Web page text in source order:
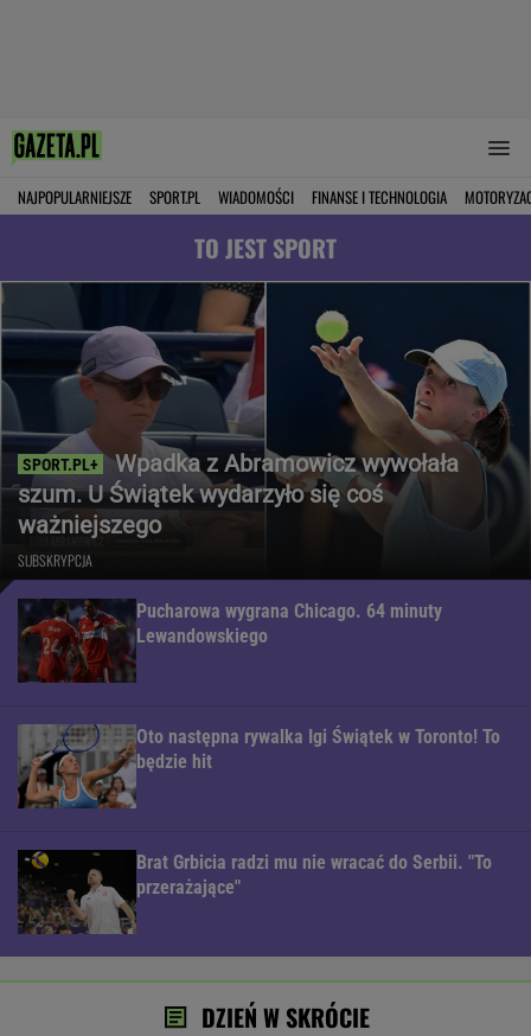
NAJPOPULARNIEJSZE SPORT.PL WIADOMOŚCI FINANSE I TECHNOLOGIA
TO JEST SPORT
Wpadka z Abramowicz wywołała
szum. U Świątek wydarzyło się coś
ważniejszego
SUBSKRYPCJA
Pucharowa wygrana Chicago. 64 minuty
Lewandowskiego
Oto następna rywalka Igi Świątek w Toronto! To
będzie hit
Brat Grbicia radzi mu nie wracać do Serbii. "To
przerażające"
DZIEŃ W SKRÓCIE